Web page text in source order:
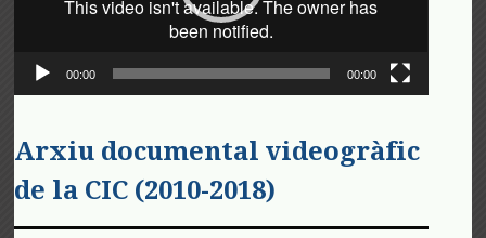
00:00 00:00
Arxiu documental videogràfic
de la CIC (2010-2018)